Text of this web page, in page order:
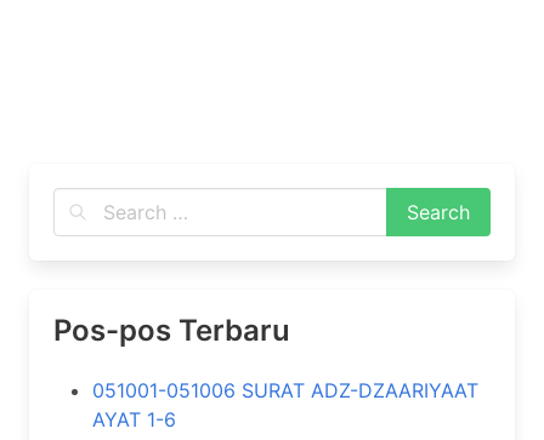
Pos-pos Terbaru
051001-051006 SURAT ADZ-DZAARIYAAT
AYAT 1-6